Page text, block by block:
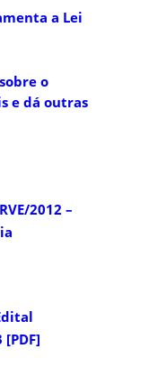
a Lei
o
e dá outras
2012 –